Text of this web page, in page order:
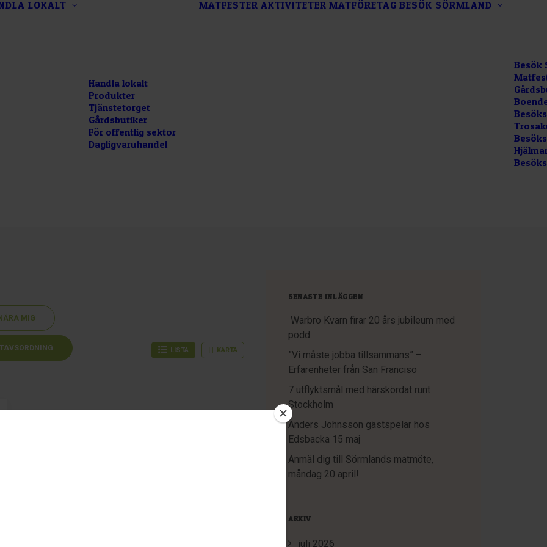
LOKALT
Handla lokalt
Produkter
Tjänstetorget
Gårdsbutiker
För offentlig sektor
Dagligvaruhandel
MATFESTER AKTIVITETER MATFÖRETAG BESÖK SÖRMLAND
Besök
MIG
LISTA KARTA
SENASTE INLÄGGEN
Warbro Kvarn firar 20 års jubileum med
podd
”Vi måste jobba tillsammans” –
Erfarenheter från San Franciso
7 utflyktsmål med härskördat runt
Stockholm
Anders Johnsson gästspelar hos
Edsbacka 15 maj
Anmäl dig till Sörmlands matmöte,
måndag 20 april!
ARKIV
juli 2026